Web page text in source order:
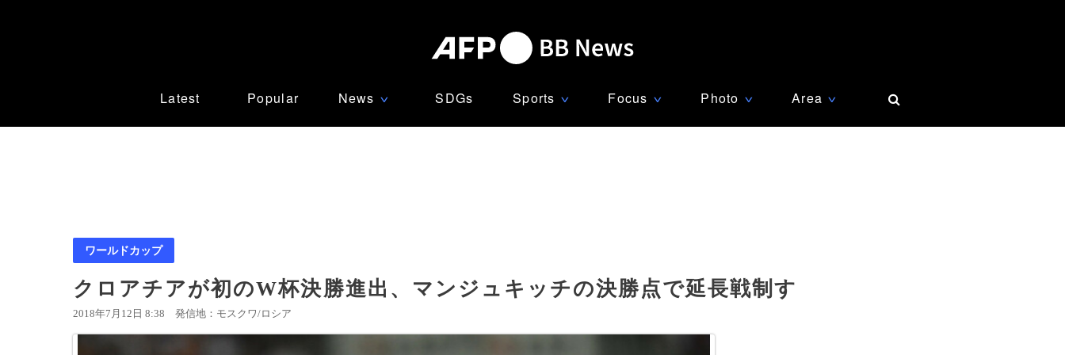
Latest Popular News ∨ SDGs Sports ∨ Focus ∨ Photo ∨ Area ∨
ワールドカップ
クロアチアが初のW杯決勝進出、マンジュキッチの決勝点で延長戦制す
2018年7月12日 8:38 発信地：モスクワ/ロシア